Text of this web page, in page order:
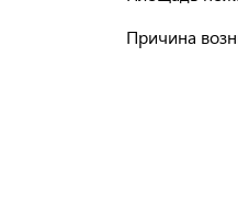
Причина